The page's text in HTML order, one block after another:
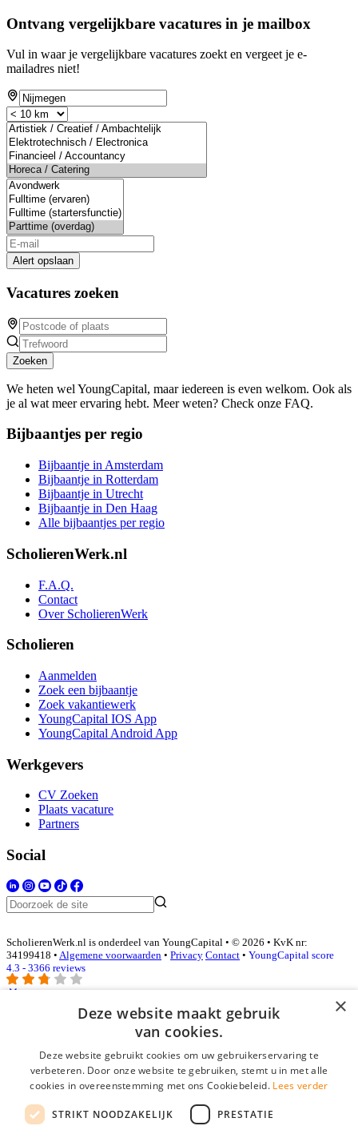
Ontvang vergelijkbare vacatures in je mailbox
Vul in waar je vergelijkbare vacatures zoekt en vergeet je e-
mailadres niet!
Alert opslaan
Vacatures zoeken
Zoeken
We heten wel YoungCapital, maar iedereen is even welkom. Ook als
je al wat meer ervaring hebt. Meer weten? Check onze FAQ.
Bijbaantjes per regio
Bijbaantje in Amsterdam
Bijbaantje in Rotterdam
Bijbaantje in Utrecht
Bijbaantje in Den Haag
Alle bijbaantjes per regio
ScholierenWerk.nl
F.A.Q.
Contact
Over ScholierenWerk
Scholieren
Aanmelden
Zoek een bijbaantje
Zoek vakantiewerk
YoungCapital IOS App
YoungCapital Android App
Werkgevers
CV Zoeken
Plaats vacature
Partners
Social
ScholierenWerk.nl is onderdeel van YoungCapital • © 2026 • KvK nr:
34199418 • Algemene voorwaarden • Privacy Contact • YoungCapital score
4.3 - 3366 reviews
E-mail*
Wachtwoord
login gegevens onthouden
×
Deze website maakt gebruik
van cookies.
Deze website gebruikt cookies om uw gebruikerservaring te
verbeteren. Door onze website te gebruiken, stemt u in met alle
cookies in overeenstemming met ons Cookiebeleid. Lees verder
STRIKT NOODZAKELIJK PRESTATIE